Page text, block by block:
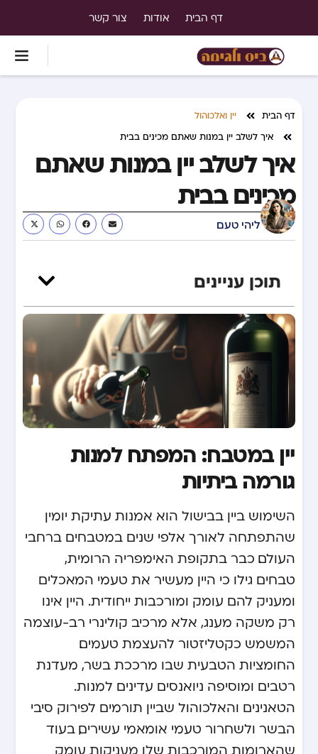
דף הבית אודות צור קשר
דף הבית
יין ואלכוהול
איך לשלב יין במנות שאתם מכינים בבית
איך לשלב יין במנות שאתם
מכינים בבית
ליהי טעם
תוכן עניינים
יין במטבח: המפתח למנות
גורמה ביתיות
השימוש ביין בבישול הוא אמנות עתיקת יומין
שהתפתחה לאורך אלפי שנים במטבחים ברחבי
העולם. כבר בתקופת האימפריה הרומית,
טבחים גילו כי היין מעשיר את טעמי המאכלים
ומעניק להם עומק ומורכבות ייחודית. היין אינו
רק משקה מענג, אלא מרכיב קולינרי רב-עוצמה
המשמש כקטליזטור להעצמת טעמים.
החומציות הטבעית שבו מרככת בשר, מעדנת
רטבים ומוסיפה ניואנסים עדינים למנות.
הטאנינים והאלכוהול שביין תורמים לפירוק סיבי
הבשר ולשחרור טעמי אומאמי עשירים, בעוד
שהארומות המורכבות שלו מעניקות עומק